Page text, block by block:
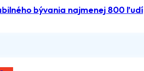
bývania najmenej 800 ľudí